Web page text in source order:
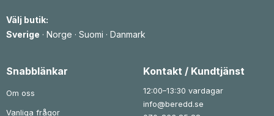
1
k
r
.
r
Välj butik:
Sverige · Norge · Suomi · Danmark
Snabblänkar
Om oss
Vanliga frågor
Kontakt / Kundtjänst
12:00–13:30 vardagar
info@beredd.se